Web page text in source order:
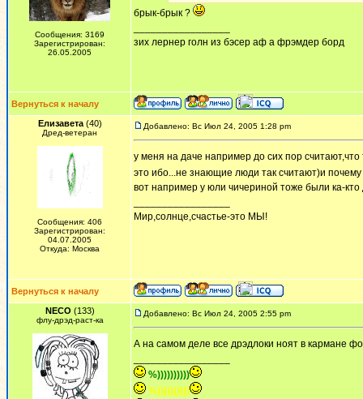
Сообщения: 3169
Зарегистрирован:
26.05.2005
брык-брык ?
зих лернер голн из бэсер аф а фрэмдер борд
Вернуться к началу
Елизавета(40)
Дред-ветеран
Сообщения: 406
Зарегистрирован:
04.07.2005
Откуда: Москва
Добавлено: Вс Июл 24, 2005 1:28 pm
у меня на даче например до сих пор
это ибо...не знающие люди так считают)и
вот например у юли чичериной тоже были ка-кто
Мир,солнце,счастье-это МЫ!
Вернуться к началу
NECO (133)
флу-дрэд-раст-ка
Добавлено: Вс Июл 24, 2005 2:55 pm
А на самом деле все дрэдлоки ноят в кармане
%))))))))))
%))))))))))